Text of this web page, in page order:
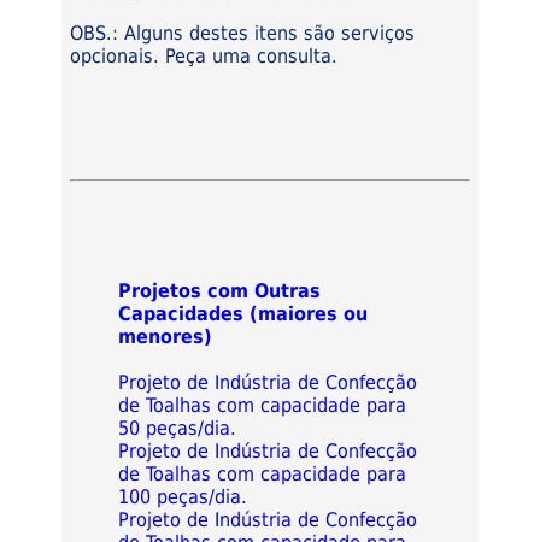
OBS.: Alguns destes itens são serviços
opcionais. Peça uma consulta.
Projetos com Outras
Capacidades (maiores ou
menores)
Projeto de Indústria de Confecção
de Toalhas com capacidade para
50 peças/dia.
Projeto de Indústria de Confecção
de Toalhas com capacidade para
100 peças/dia.
Projeto de Indústria de Confecção